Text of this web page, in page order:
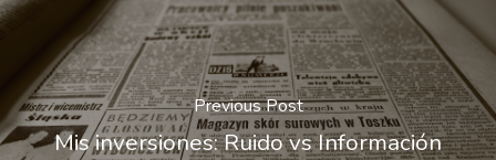
Previous Post
Mis inversiones: Ruido vs Información